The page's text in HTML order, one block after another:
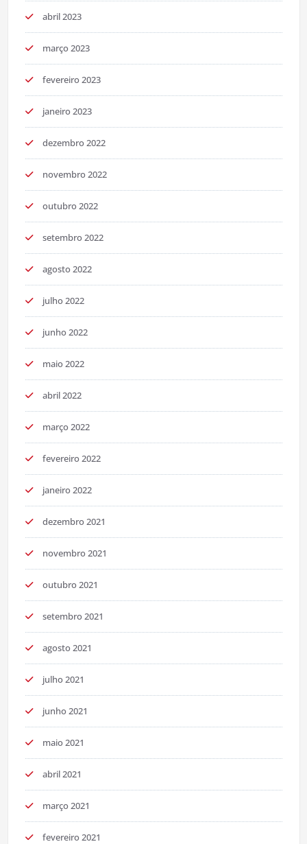
abril 2023
março 2023
fevereiro 2023
janeiro 2023
dezembro 2022
novembro 2022
outubro 2022
setembro 2022
agosto 2022
julho 2022
junho 2022
maio 2022
abril 2022
março 2022
fevereiro 2022
janeiro 2022
dezembro 2021
novembro 2021
outubro 2021
setembro 2021
agosto 2021
julho 2021
junho 2021
maio 2021
abril 2021
março 2021
fevereiro 2021